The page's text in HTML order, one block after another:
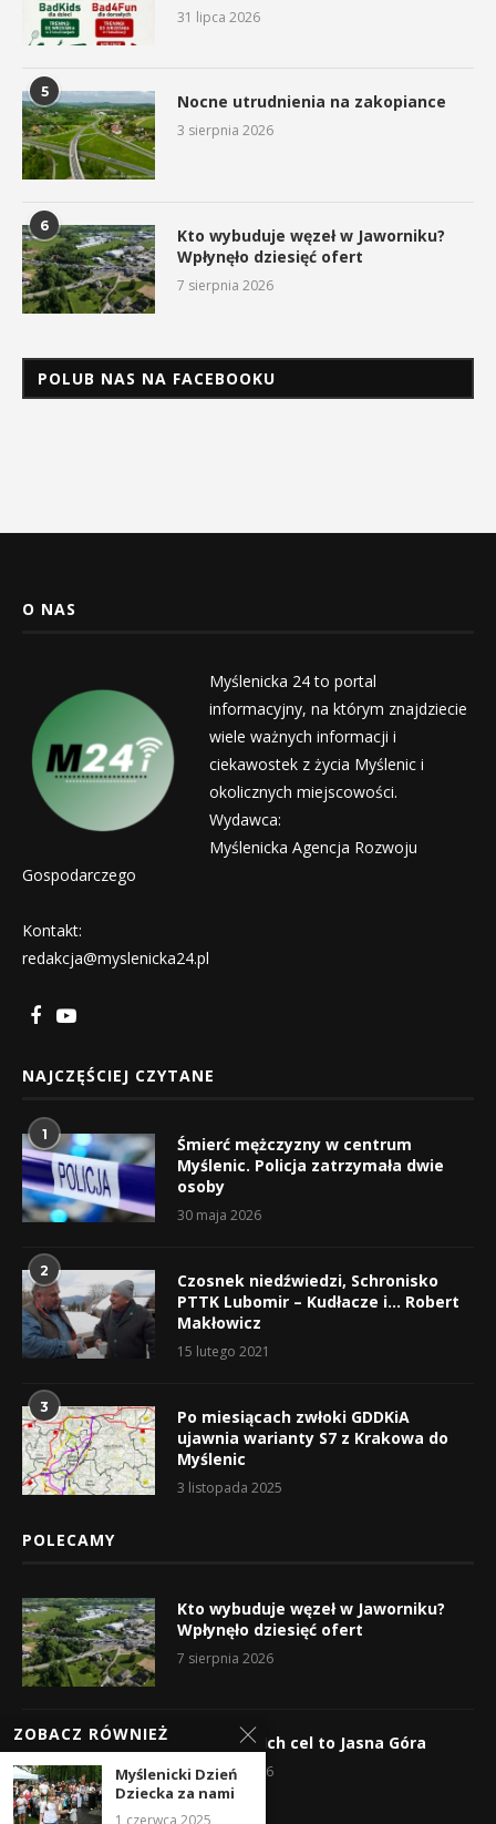
31 lipca 2026
5 Nocne utrudnienia na zakopiance
3 sierpnia 2026
6
Kto wybuduje węzeł w Jaworniku?
Wpłynęło dziesięć ofert
7 sierpnia 2026
POLUB NAS NA FACEBOOKU
O NAS
Myślenicka 24 to portal
informacyjny, na którym znajdziecie
wiele ważnych informacji i
ciekawostek z życia Myślenic i
okolicznych miejscowości.
Wydawca:
Myślenicka Agencja Rozwoju
Gospodarczego
Kontakt:
redakcja@myslenicka24.pl
NAJCZĘŚCIEJ CZYTANE
1
Śmierć mężczyzny w centrum
Myślenic. Policja zatrzymała dwie
osoby
30 maja 2026
2
Czosnek niedźwiedzi, Schronisko
PTTK Lubomir – Kudłacze i… Robert
Makłowicz
15 lutego 2021
3
Po miesiącach zwłoki GDDKiA
ujawnia warianty S7 z Krakowa do
Myślenic
3 listopada 2025
POLECAMY
Kto wybuduje węzeł w Jaworniku?
Wpłynęło dziesięć ofert
7 sierpnia 2026
Wyruszyli! Ich cel to Jasna Góra
5 sierpnia 2026
ZOBACZ RÓWNIEŻ
Myślenicki Dzień
Dziecka za nami
1 czerwca 2025